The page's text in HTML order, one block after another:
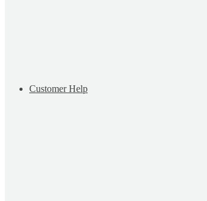
Customer Help